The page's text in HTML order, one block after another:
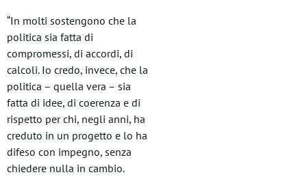
“In molti sostengono che la
politica sia fatta di
compromessi, di accordi, di
calcoli. Io credo, invece, che la
politica – quella vera – sia
fatta di idee, di coerenza e di
rispetto per chi, negli anni, ha
creduto in un progetto e lo ha
difeso con impegno, senza
chiedere nulla in cambio.